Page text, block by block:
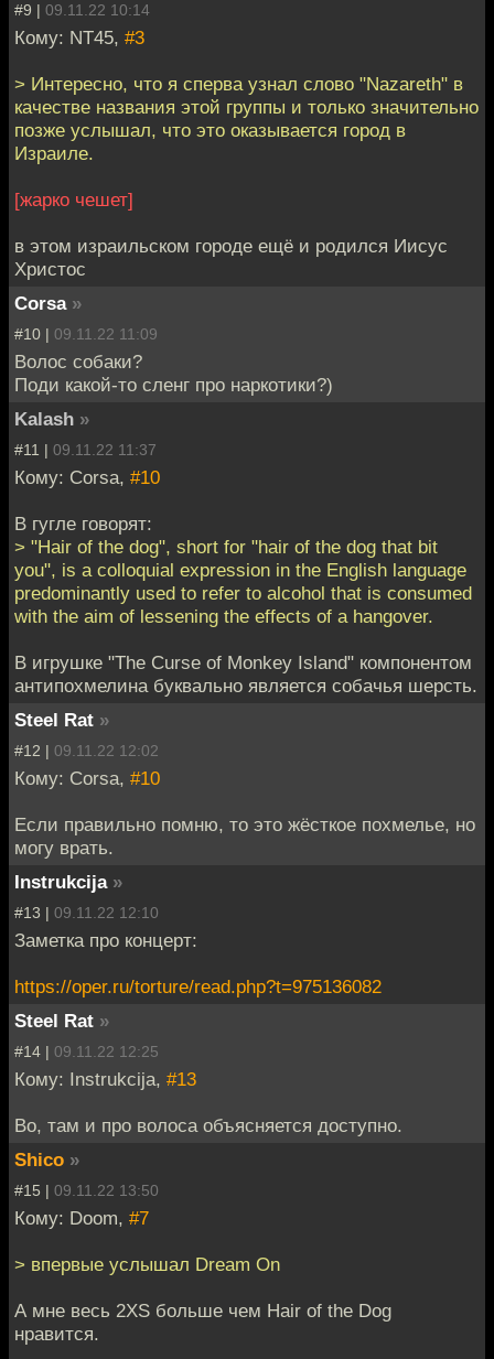
#9 | 09.11.22 10:14
Кому: NT45, #3
> Интересно, что я сперва узнал слово "Nazareth" в
качестве названия этой группы и только значительно
позже услышал, что это оказывается город в
Израиле.
[жарко чешет]
в этом израильском городе ещё и родился Иисус
Христос
Corsa »
#10 | 09.11.22 11:09
Волос собаки?
Поди какой-то сленг про наркотики?)
Kalash »
#11 | 09.11.22 11:37
Кому: Corsa, #10
В гугле говорят:
> "Hair of the dog", short for "hair of the dog that bit
you", is a colloquial expression in the English language
predominantly used to refer to alcohol that is consumed
with the aim of lessening the effects of a hangover.
В игрушке "The Curse of Monkey Island" компонентом
антипохмелина буквально является собачья шерсть.
Steel Rat »
#12 | 09.11.22 12:02
Кому: Corsa, #10
Если правильно помню, то это жёсткое похмелье, но
могу врать.
Instrukcija »
#13 | 09.11.22 12:10
Заметка про концерт:
https://oper.ru/torture/read.php?t=975136082
Steel Rat »
#14 | 09.11.22 12:25
Кому: Instrukcija, #13
Во, там и про волоса объясняется доступно.
Shico »
#15 | 09.11.22 13:50
Кому: Doom, #7
> впервые услышал Dream On
А мне весь 2XS больше чем Hair of the Dog
нравится.